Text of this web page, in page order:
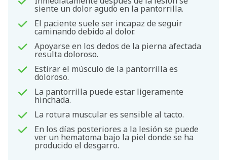
siente un dolor agudo en la pantorrilla.
El paciente suele ser incapaz de seguir
caminando debido al dolor.
Apoyarse en los dedos de la pierna afectada
resulta doloroso.
Estirar el músculo de la pantorrilla es
doloroso.
La pantorrilla puede estar ligeramente
hinchada.
La rotura muscular es sensible al tacto.
En los días posteriores a la lesión se puede
ver un hematoma bajo la piel donde se ha
producido el desgarro.